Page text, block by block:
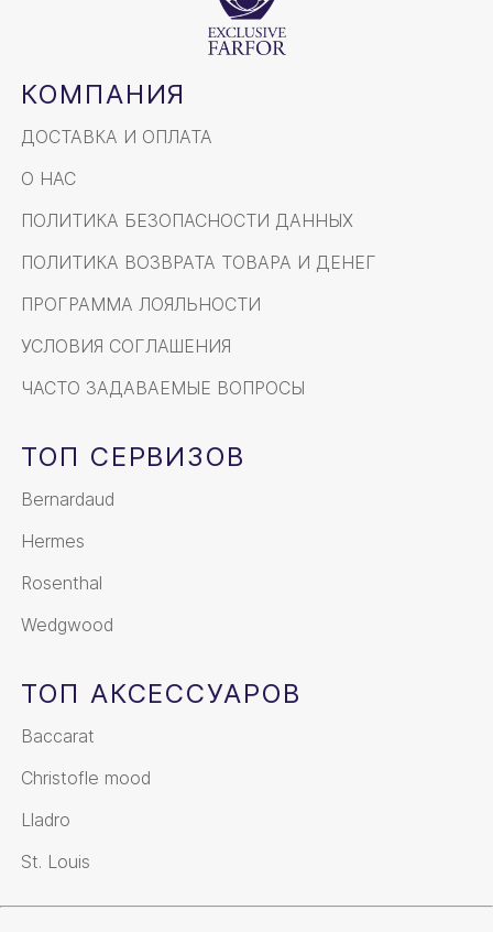
КОМПАНИЯ
ДОСТАВКА И ОПЛАТА
О НАС
ПОЛИТИКА БЕЗОПАСНОСТИ ДАННЫХ
ПОЛИТИКА ВОЗВРАТА ТОВАРА И ДЕНЕГ
ПРОГРАММА ЛОЯЛЬНОСТИ
УСЛОВИЯ СОГЛАШЕНИЯ
ЧАСТО ЗАДАВАЕМЫЕ ВОПРОСЫ
ТОП СЕРВИЗОВ
Bernardaud
Hermes
Rosenthal
Wedgwood
ТОП АКСЕССУАРОВ
Baccarat
Christofle mood
Lladro
St. Louis